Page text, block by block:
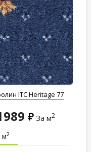
ITC Heritage 77
За м2
м2